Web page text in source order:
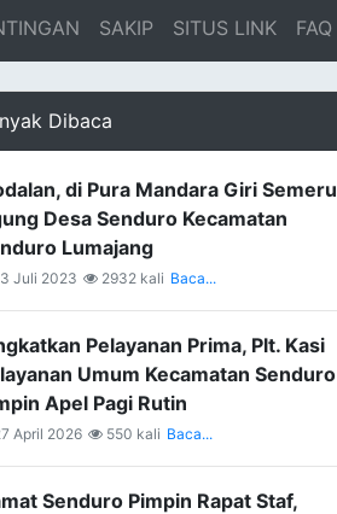
SAKIP SITUS LINK FAQ
Dibaca
di Pura Mandara Giri Semeru
Desa Senduro Kecamatan
Lumajang
Juli 2023 2932 kali Baca...
Pelayanan Prima, Plt. Kasi
Umum Kecamatan Senduro
Apel Pagi Rutin
April 2026 550 kali Baca...
Senduro Pimpin Rapat Staf,